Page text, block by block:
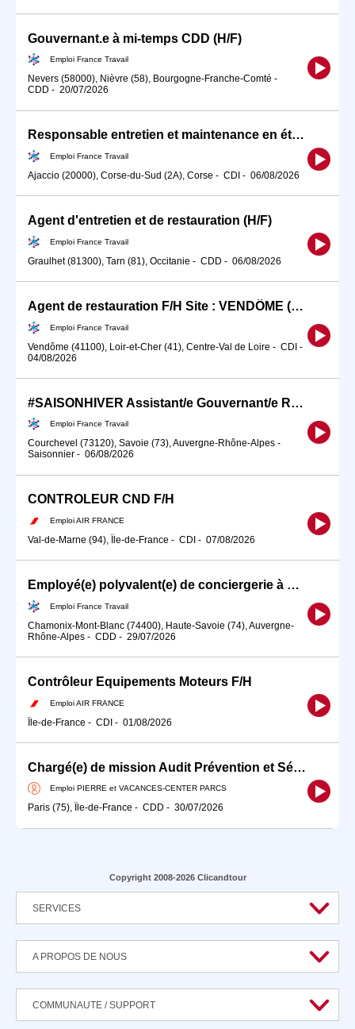
Gouvernant.e à mi-temps CDD (H/F)
Emploi France Travail
Nevers (58000), Nièvre (58), Bourgogne-Franche-Comté -
CDD - 20/07/2026
Responsable entretien et maintenance en établissement touristique (H/F)
Emploi France Travail
Ajaccio (20000), Corse-du-Sud (2A), Corse - CDI - 06/08/2026
Agent d'entretien et de restauration (H/F)
Emploi France Travail
Graulhet (81300), Tarn (81), Occitanie - CDD - 06/08/2026
Agent de restauration F/H Site : VENDÔME (H/F)
Emploi France Travail
Vendôme (41100), Loir-et-Cher (41), Centre-Val de Loire - CDI -
04/08/2026
#SAISONHIVER Assistant/e Gouvernant/e Résidence - COURCHEVEL 1850 (H/F)
Emploi France Travail
Courchevel (73120), Savoie (73), Auvergne-Rhône-Alpes -
Saisonnier - 06/08/2026
CONTROLEUR CND F/H
Emploi AIR FRANCE
Val-de-Marne (94), Île-de-France - CDI - 07/08/2026
Employé(e) polyvalent(e) de conciergerie à mi-temps (H/F)
Emploi France Travail
Chamonix-Mont-Blanc (74400), Haute-Savoie (74), Auvergne-
Rhône-Alpes - CDD - 29/07/2026
Contrôleur Equipements Moteurs F/H
Emploi AIR FRANCE
Île-de-France - CDI - 01/08/2026
Chargé(e) de mission Audit Prévention et Sécurité H/F
Emploi PIERRE et VACANCES-CENTER PARCS
Paris (75), Île-de-France - CDD - 30/07/2026
Copyright 2008-2026 Clicandtour
SERVICES
A PROPOS DE NOUS
COMMUNAUTE / SUPPORT